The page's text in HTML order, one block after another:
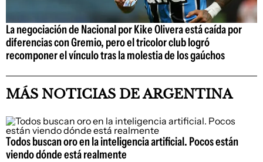
La negociación de Nacional por Kike Olivera está caída por
diferencias con Gremio, pero el tricolor club logró
recomponer el vínculo tras la molestia de los gaúchos
MÁS NOTICIAS DE ARGENTINA
Todos buscan oro en la inteligencia artificial. Pocos están
viendo dónde está realmente